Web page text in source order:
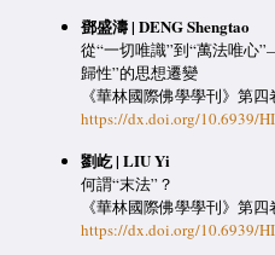
鄧盛濤 | DENG Shengtao
從“一切唯識”到“萬法唯心
歸性”的思想遷變
《華林國際佛學學刊》第
https://dx.doi.org/10.6939/
劉屹 | LIU Yi
何謂“末法”？
《華林國際佛學學刊》第
https://dx.doi.org/10.6939/